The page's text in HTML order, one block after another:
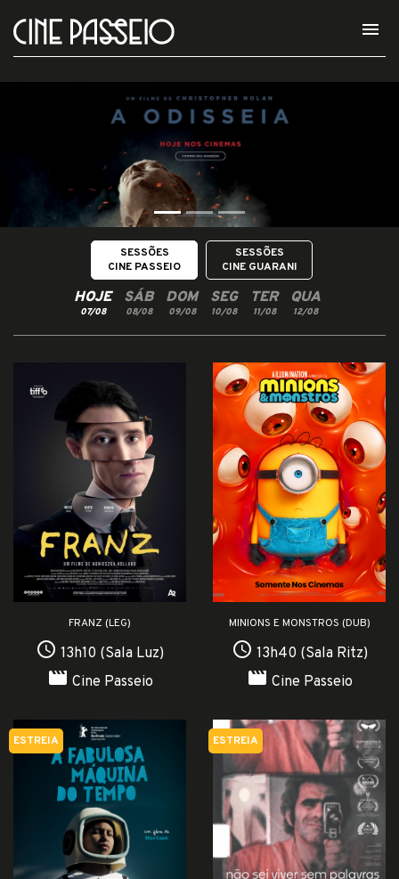
menu
SESSÕES
CINE PASSEIO
SESSÕES
CINE GUARANI
HOJE
07/08
SÁB
08/08
DOM
09/08
SEG
10/08
TER
11/08
QUA
12/08
FRANZ (LEG)
access_time 13h10 (Sala Luz)
movie Cine Passeio
MINIONS E MONSTROS (DUB)
access_time 13h40 (Sala Ritz)
movie Cine Passeio
ESTREIA ESTREIA